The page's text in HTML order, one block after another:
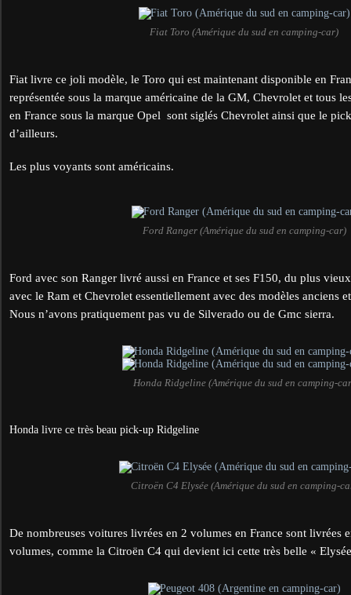
Fiat Toro (Amérique du sud en camping-car)
Fiat livre ce joli modèle, le Toro qui est maintenant disponible en
représentée sous la marque américaine de la GM, Chevrolet et tous
en France sous la marque Opel sont siglés Chevrolet ainsi que le
d’ailleurs.
Les plus voyants sont américains.
Ford Ranger (Amérique du sud en camping-car)
Ford avec son Ranger livré aussi en France et ses F150, du plus
avec le Ram et Chevrolet essentiellement avec des modèles anciens
Nous n’avons pratiquement pas vu de Silverado ou de Gmc sierra.
Honda Ridgeline (Amérique du sud en camping-
Honda livre ce très beau pick-up Ridgeline
Citroën C4 Elysée (Amérique du sud en camping-
De nombreuses voitures livrées en 2 volumes en France sont livrées
volumes, comme la Citroën C4 qui devient ici cette très belle «